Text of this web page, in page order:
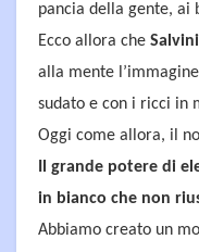
pancia della gente, ai
Ecco allora che
alla mente
sudato e con i ricci in
Oggi come allora, il
Il grande potere di
in bianco che non
Abbiamo creato un